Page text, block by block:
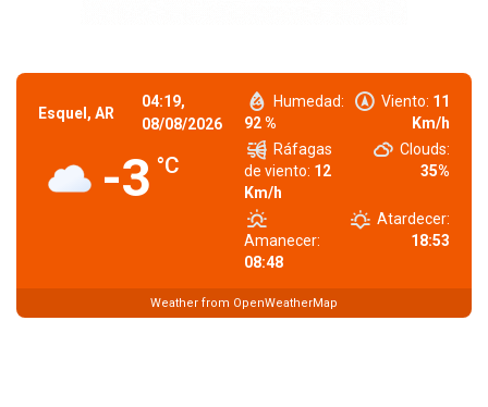
Esquel, AR
04:19,
08/08/2026
-3 °C
Humedad:
92 %
Viento: 11
Km/h
Ráfagas
de viento: 12
Km/h
Clouds:
35%
Amanecer:
08:48
Atardecer:
18:53
Weather from OpenWeatherMap